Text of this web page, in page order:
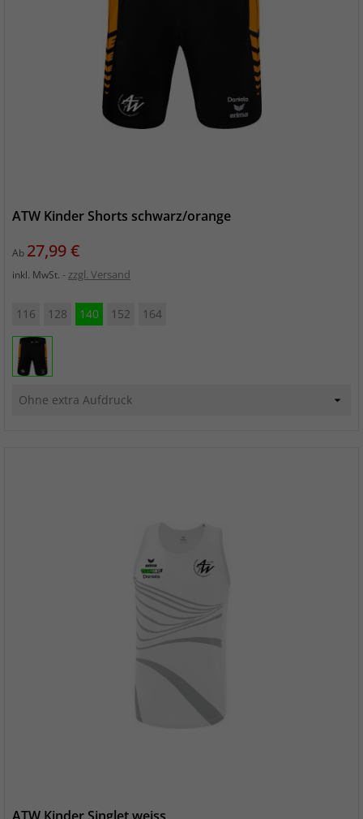
ATW Kinder Shorts schwarz/orange
Ab Preis
27,99 €
inkl. MwSt. zzgl. Versand
116 128 140 152 164